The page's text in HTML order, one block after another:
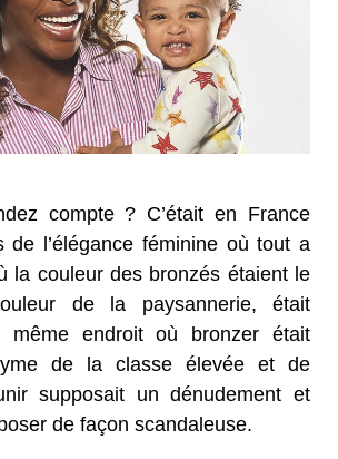
compte ? C’était en France
de l’élégance féminine où tout a
la couleur des bronzés étaient le
de la paysannerie, était
même endroit où bronzer était
de la classe élevée et de
supposait un dénudement et
de façon scandaleuse.